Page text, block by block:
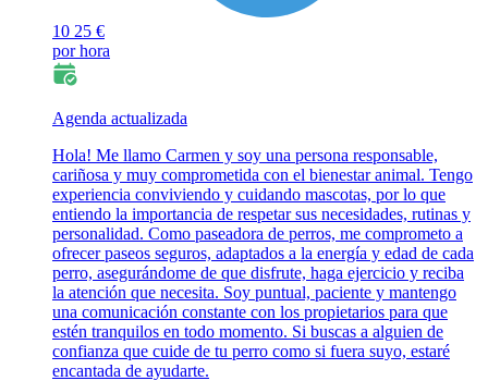
10 25 €
por hora
Agenda actualizada
Hola! Me llamo Carmen y soy una persona responsable,
cariñosa y muy comprometida con el bienestar animal. Tengo
experiencia conviviendo y cuidando mascotas, por lo que
entiendo la importancia de respetar sus necesidades, rutinas y
personalidad. Como paseadora de perros, me comprometo a
ofrecer paseos seguros, adaptados a la energía y edad de cada
perro, asegurándome de que disfrute, haga ejercicio y reciba
la atención que necesita. Soy puntual, paciente y mantengo
una comunicación constante con los propietarios para que
estén tranquilos en todo momento. Si buscas a alguien de
confianza que cuide de tu perro como si fuera suyo, estaré
encantada de ayudarte.